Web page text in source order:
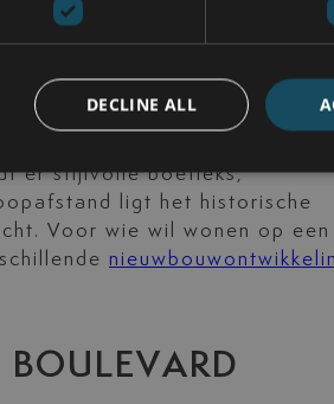
hun favoriete plekjes
er stijlvolle boetieks,
ligt het historische
Voor wie wil wonen op een
DECLINE ALL